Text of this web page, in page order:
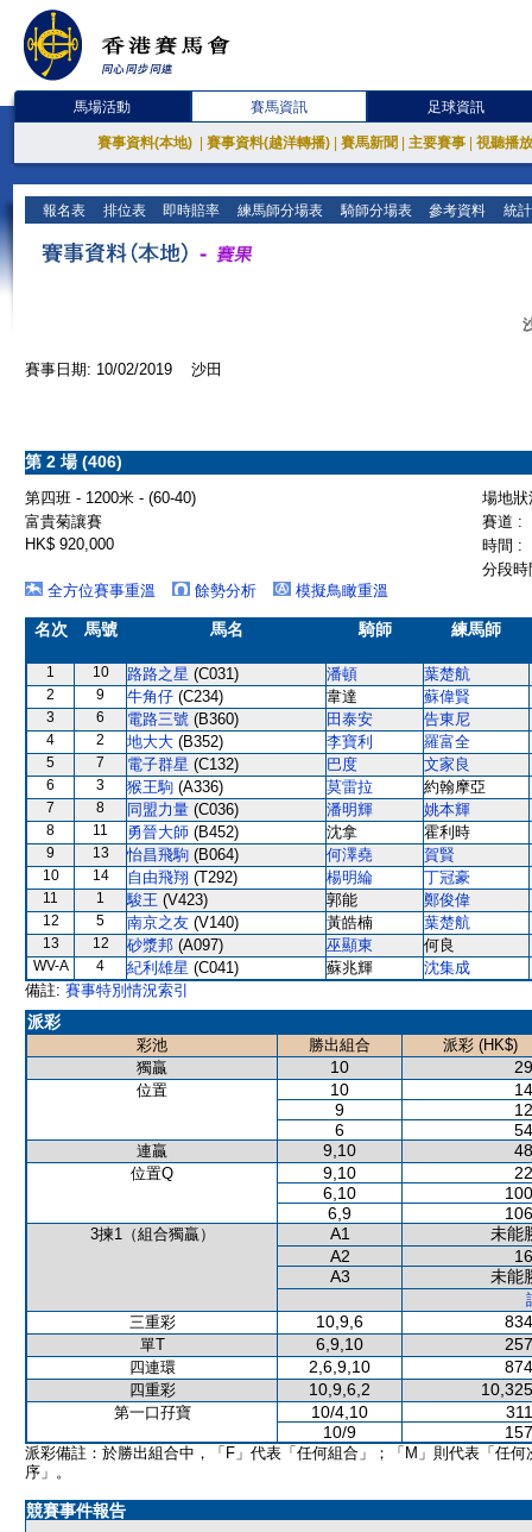
馬場活動 賽馬資訊 足球資訊
賽事資料(本地) 賽事資料(越洋轉播) 賽馬新聞 主要賽事 視聽播
報名表 排位表 即時賠率 練馬師分場表 騎師分場表 參考資料 統
賽事日期: 10/02/2019 沙田
第 2 場 (406)
第四班 - 1200米 - (60-40)
場地
富貴菊讓賽
賽道 :
HK$ 920,000
時間 :
分段
全方位賽事重溫
餘勢分析 模擬鳥瞰重溫
名次 馬號 馬名 騎師 練馬師
1 10 路路之星 (C031) 潘頓 葉楚航
2 9 牛角仔 (C234) 韋達 蘇偉賢
3 6 電路三號 (B360) 田泰安 告東尼
4 2 地大大 (B352) 李寶利 羅富全
5 7 電子群星 (C132) 巴度 文家良
6 3 猴王駒 (A336) 莫雷拉 約翰摩亞
7 8 同盟力量 (C036) 潘明輝 姚本輝
8 11 勇晉大師 (B452) 沈拿 霍利時
9 13 怡昌飛駒 (B064) 何澤堯 賀賢
10 14 自由飛翔 (T292) 楊明綸 丁冠豪
11 1 駿王 (V423) 郭能 鄭俊偉
12 5 南京之友 (V140) 黃皓楠 葉楚航
13 12 砂漿邦 (A097) 巫顯東 何良
WV-A 4 紀利雄星 (C041) 蘇兆輝
沈集成
備註: 賽事特別情況索引
派彩
彩池 勝出組合
派彩 (HK$)
獨贏
10
位置 10
9
6
連贏 9,10
位置Q 9,10
6,10
6,9
3揀1（組合獨贏） A1
未能
A2
A3
未能
三重彩
10,9,6
單T 6,9,10
四連環 2,6,9,10
四重彩 10,9,6,2
第一口孖寶 10/4,10
10/9
派彩備註：於勝出組合中，「F」代表「任何組合」；「M」則代表「任何
序」。
競賽事件報告